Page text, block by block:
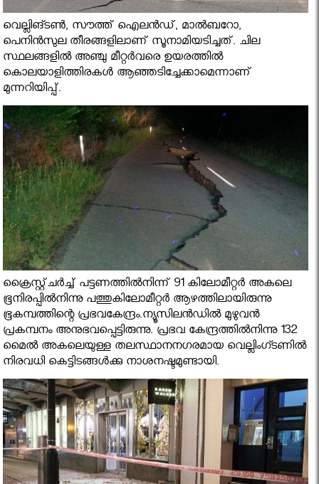
വെല്ലിങ്ടണ്‍, സൗത്ത് ഐലന്‍ഡ്, മാല്‍ബറോ,
പെനിന്‍സുല തീരങ്ങളിലാണ് സൂനാമിയടിച്ചത്. ചില
സ്ഥലങ്ങളില്‍ അഞ്ചു മീറ്റര്‍വരെ ഉയരത്തില്‍
കൊലയാളിത്തിരകള്‍ ആഞ്ഞടിച്ചേക്കാമെന്നാണ്
മുന്നറിയിപ്പ്.
ക്രൈസ്റ്റ്ചര്‍ച്ച് പട്ടണത്തില്‍നിന്ന് 91 കിലോമീറ്റര്‍ അകലെ
ഭൂനിരപ്പില്‍നിന്നു പത്തുകിലോമീറ്റര്‍ ആഴത്തിലായിരുന്നു
ഭൂകമ്പത്തിന്റെ പ്രഭവകേന്ദ്രം.ന്യൂസിലന്‍ഡില്‍ മുഴുവന്‍
പ്രകമ്പനം അനുഭവപ്പെട്ടിരുന്നു. പ്രഭവ കേന്ദ്രത്തില്‍നിന്നു 132
മൈല്‍ അകലെയുള്ള തലസ്ഥാനനഗരമായ വെല്ലിംഗ്ടണില്‍
നിരവധി കെട്ടിടങ്ങള്‍ക്കു നാശനഷ്ടമുണ്ടായി.